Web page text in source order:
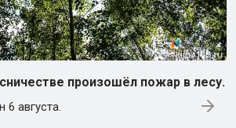
произошёл пожар в лесу.
августа.